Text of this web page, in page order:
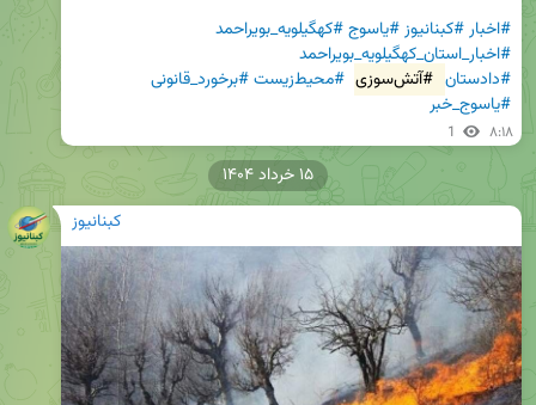
#اخبار#کبنانیوز#یاسوج#کهگیلویه_بویراحمد
#اخبار_استان_کهگیلویه_بویراحمد
#دادستان #آتش‌سوزی #محیط‌زیست
#برخورد_قانونی
#یاسوج_خبر
1 ۸:۱۸
کبنانیوز
۱۵ خرداد ۱۴۰۴